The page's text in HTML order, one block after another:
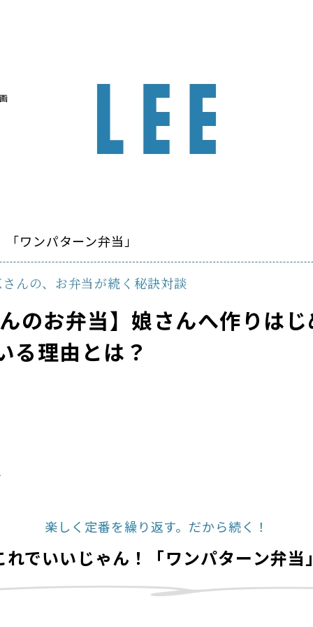
ワンパターン弁当」
んの、お弁当が続く秘訣対談
のお弁当】娘さんへ作りはじ
る理由とは？
楽しく定番を繰り返す。だから続く！
れでいいじゃん！「ワンパターン弁当」